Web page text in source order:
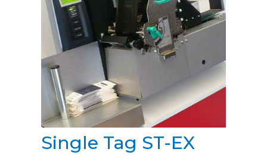
Single Tag ST-EX